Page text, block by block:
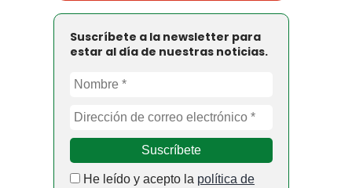
Suscríbete a la newsletter para
estar al día de nuestras noticias.
He leído y acepto la política de